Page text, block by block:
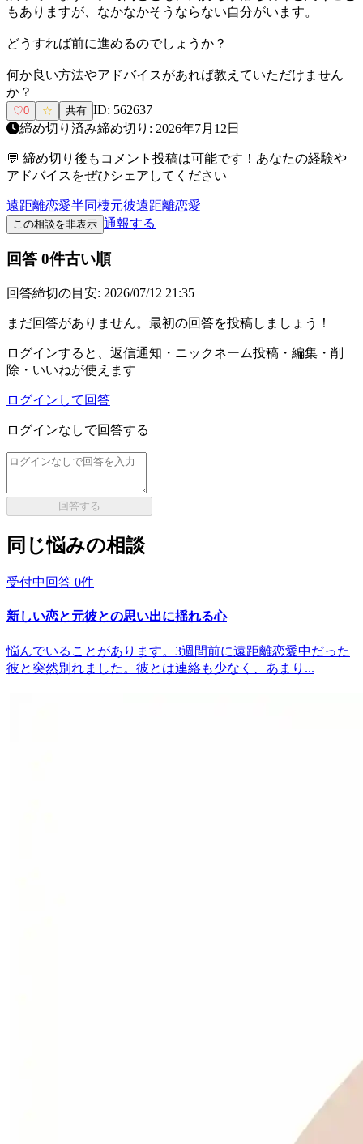
もありますが、なかなかそうならない自分がいます。
どうすれば前に進めるのでしょうか？
何か良い方法やアドバイスがあれば教えていただけません
か？
♡0 ☆ 共有 ID: 562637
締め切り済み締め切り: 2026年7月12日
💬 締め切り後もコメント投稿は可能です！あなたの経験や
アドバイスをぜひシェアしてください
遠距離恋愛半同棲元彼遠距離恋愛
この相談を非表示 通報する
回答 0件古い順
回答締切の目安: 2026/07/12 21:35
まだ回答がありません。最初の回答を投稿しましょう！
ログインすると、返信通知・ニックネーム投稿・編集・削
除・いいねが使えます
ログインして回答
ログインなしで回答する
回答する
同じ悩みの相談
受付中 回答 0件
新しい恋と元彼との思い出に揺れる心
悩んでいることがあります。3週間前に遠距離恋愛中だった
彼と突然別れました。彼とは連絡も少なく、あまり...